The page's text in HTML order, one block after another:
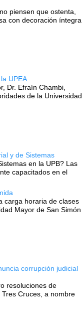
piensen que ostenta,
con decoración íntegra
UPEA
Dr. Efraín Chambi,
de la Universidad
y de Sistemas
en la UPB? Las
capacitados en el
carga horaria de clases
Mayor de San Simón
corrupción judicial
resoluciones de
Cruces, a nombre